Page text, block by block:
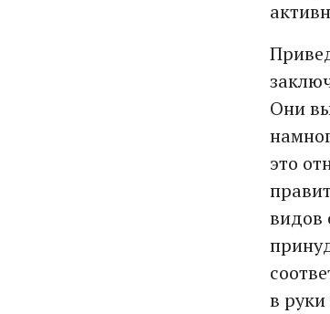
Они
это
видов
в